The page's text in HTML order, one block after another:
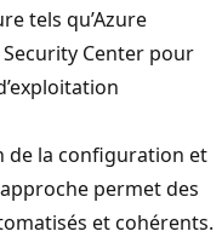
tels qu’Azure
Center pour
de la configuration et
permet des
et cohérents.